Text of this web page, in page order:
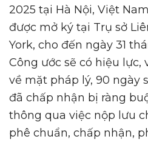
2025 tại Hà Nội, Việt
được mở ký tại Trụ sở
York, cho đến ngày 31
Công ước sẽ có hiệu lực,
về mặt pháp lý, 90 ngày
đã chấp nhận bị ràng
thông qua việc nộp lưu
phê chuẩn, chấp nhận,